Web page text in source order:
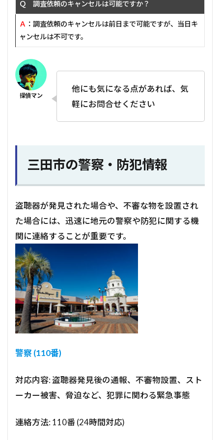
Ｑ 調査依頼のキャンセルは可能ですか？
Ａ ：調査依頼のキャンセルは前日まで可能ですが、当日キ
ャンセルは不可です。
他にも気になる点があれば、気
軽にお問合せください
三田市の警察・防犯情報
盗聴器が発見された場合や、不審な物を設置され
た場合には、迅速に地元の警察や防犯に関する機
関に連絡することが重要です。
警察 (110番)
対応内容: 盗聴器発見後の通報、不審物設置、スト
ーカー被害、脅迫など、犯罪に関わる緊急事態
連絡方法: 110番 (24時間対応)